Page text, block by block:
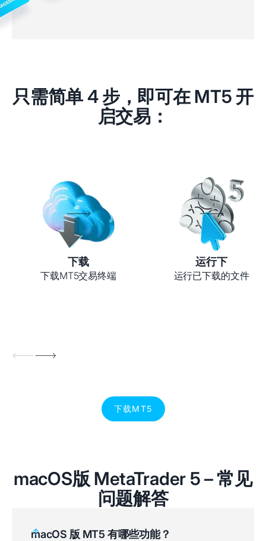
只需简单 4 步，即可在 MT5 开
启交易：
下载
下载MT5交易终端
运行下
运行已下载的文件
下载MT5
macOS版 MetaTrader 5 – 常见
问题解答
macOS 版 MT5 有哪些功能？